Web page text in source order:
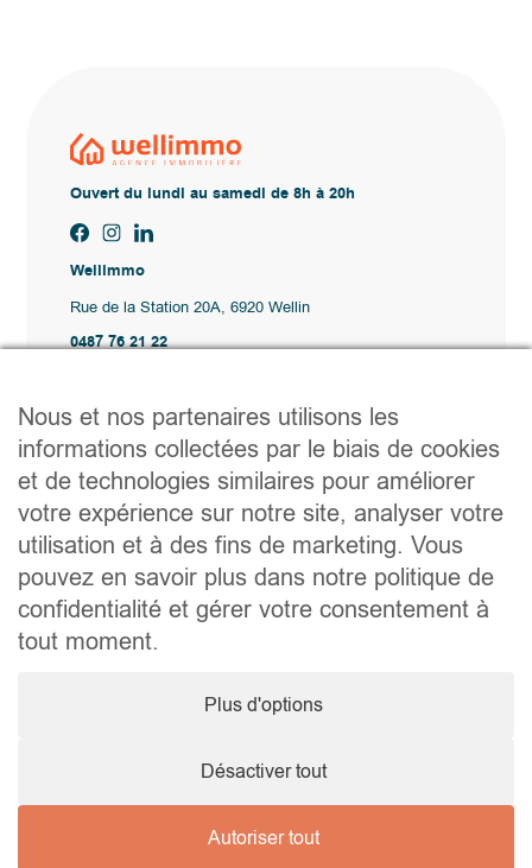
Ouvert du lundi au samedi de 8h à 20h
Wellimmo
Rue de la Station 20A, 6920 Wellin
0487 76 21 22
Acheter
Louer
Vendre
Contact
Liens utiles
Conseils pratiques pour vendre ou louer
Préparer un déménagement
Documents utiles
Notaire.be
Agent immobilier courtier, agrégation octroyée en Belgique
Nous et nos partenaires utilisons les
informations collectées par le biais de cookies
et de technologies similaires pour améliorer
votre expérience sur notre site, analyser votre
utilisation et à des fins de marketing. Vous
pouvez en savoir plus dans notre politique de
confidentialité et gérer votre consentement à
tout moment.
Plus d'options
Désactiver tout
Autoriser tout